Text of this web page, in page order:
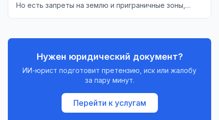
Но есть запреты на землю и приграничные зоны,
Нужен юридический документ?
ИИ-юрист подготовит претензию, иск или жалобу
за пару минут.
Перейти к услугам